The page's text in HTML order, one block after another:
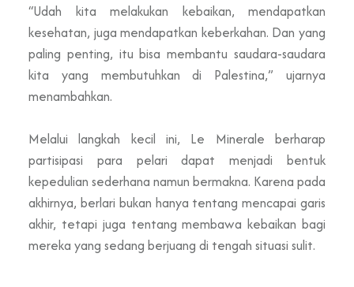
“Udah kita melakukan kebaikan, mendapatkan
kesehatan, juga mendapatkan keberkahan. Dan yang
paling penting, itu bisa membantu saudara-saudara
kita yang membutuhkan di Palestina,” ujarnya
menambahkan.
Melalui langkah kecil ini, Le Minerale berharap
partisipasi para pelari dapat menjadi bentuk
kepedulian sederhana namun bermakna. Karena pada
akhirnya, berlari bukan hanya tentang mencapai garis
akhir, tetapi juga tentang membawa kebaikan bagi
mereka yang sedang berjuang di tengah situasi sulit.